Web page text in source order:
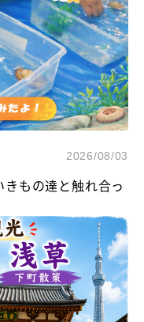
2026/08/03
きもの達と触れ合っ